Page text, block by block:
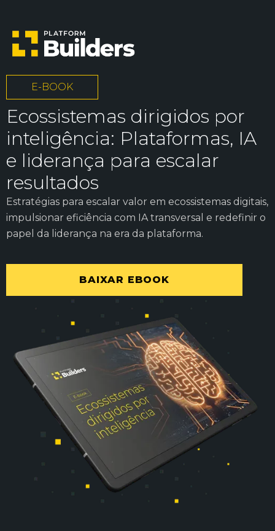
E-BOOK
Ecossistemas dirigidos por
inteligência: Plataformas, IA
e liderança para escalar
resultados
Estratégias para escalar valor em ecossistemas digitais,
impulsionar eficiência com IA transversal e redefinir o
papel da liderança na era da plataforma.
BAIXAR EBOOK